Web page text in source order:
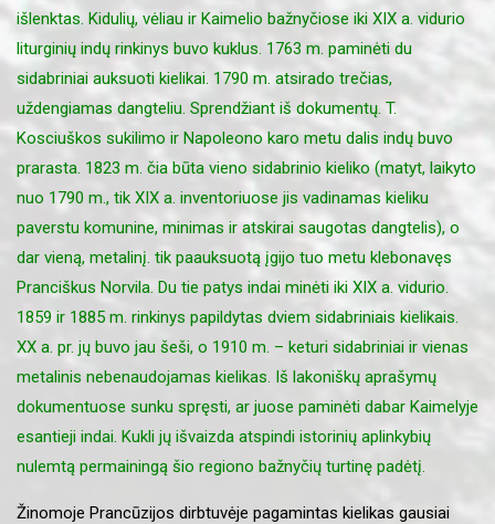
išlenktas. Kidulių, vėliau ir Kaimelio bažnyčiose iki XIX a. vidurio
liturginių indų rinkinys buvo kuklus. 1763 m. paminėti du
sidabriniai auksuoti kielikai. 1790 m. atsirado trečias,
uždengiamas dangteliu. Sprendžiant iš dokumentų. T.
Kosciuškos sukilimo ir Napoleono karo metu dalis indų buvo
prarasta. 1823 m. čia būta vieno sidabrinio kieliko (matyt, laikyto
nuo 1790 m., tik XIX a. inventoriuose jis vadinamas kieliku
paverstu komunine, minimas ir atskirai saugotas dangtelis), o
dar vieną, metalinį. tik paauksuotą įgijo tuo metu klebonavęs
Pranciškus Norvila. Du tie patys indai minėti iki XIX a. vidurio.
1859 ir 1885 m. rinkinys papildytas dviem sidabriniais kielikais.
XX a. pr. jų buvo jau šeši, o 1910 m. – keturi sidabriniai ir vienas
metalinis nebenaudojamas kielikas. Iš lakoniškų aprašymų
dokumentuose sunku spręsti, ar juose paminėti dabar Kaimelyje
esantieji indai. Kukli jų išvaizda atspindi istorinių aplinkybių
nulemtą permainingą šio regiono bažnyčių turtinę padėtį.
Žinomoje Prancūzijos dirbtuvėje pagamintas kielikas gausiai